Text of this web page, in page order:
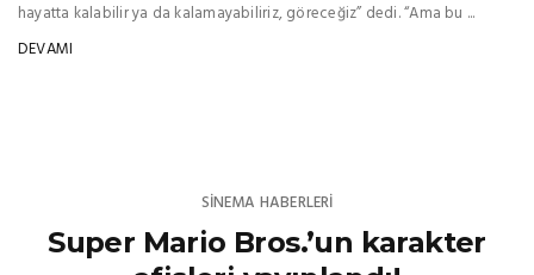
hayatta kalabilir ya da kalamayabiliriz, göreceğiz” dedi. “Ama bu ...
DEVAMI
SINEMA HABERLERI
Super Mario Bros.’un karakter